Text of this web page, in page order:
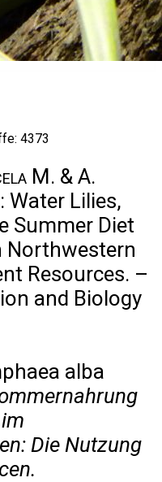
4373
M. & A.
Water Lilies,
Summer Diet
Northwestern
Resources. –
and Biology
alba
im
Die Nutzung